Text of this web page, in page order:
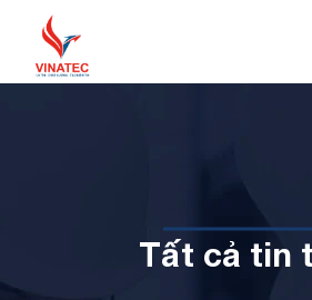
Tất cả tin